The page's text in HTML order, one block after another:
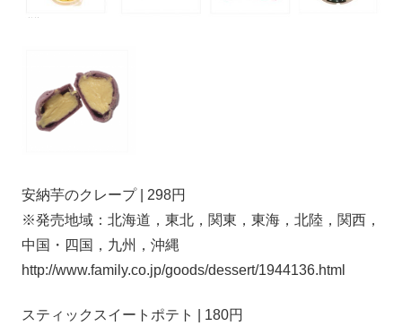
安納芋のクレープ | 298円
※発売地域：北海道，東北，関東，東海，北陸，関西，
中国・四国，九州，沖縄
http://www.family.co.jp/goods/dessert/1944136.html
スティックスイートポテト | 180円